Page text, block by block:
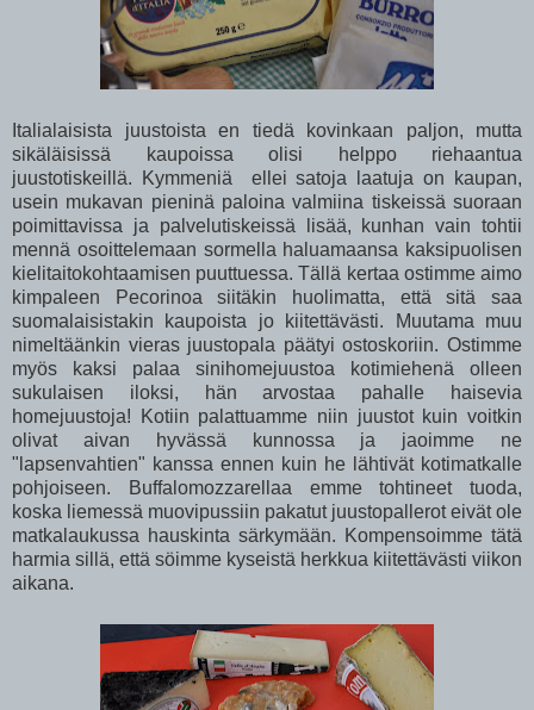
Italialaisista juustoista en tiedä kovinkaan paljon, mutta
sikäläisissä kaupoissa olisi helppo riehaantua
juustotiskeillä. Kymmeniä ellei satoja laatuja on kaupan,
usein mukavan pieninä paloina valmiina tiskeissä suoraan
poimittavissa ja palvelutiskeissä lisää, kunhan vain tohtii
mennä osoittelemaan sormella haluamaansa kaksipuolisen
kielitaitokohtaamisen puuttuessa. Tällä kertaa ostimme aimo
kimpaleen Pecorinoa siitäkin huolimatta, että sitä saa
suomalaisistakin kaupoista jo kiitettävästi. Muutama muu
nimeltäänkin vieras juustopala päätyi ostoskoriin. Ostimme
myös kaksi palaa sinihomejuustoa kotimiehenä olleen
sukulaisen iloksi, hän arvostaa pahalle haisevia
homejuustoja! Kotiin palattuamme niin juustot kuin voitkin
olivat aivan hyvässä kunnossa ja jaoimme ne
"lapsenvahtien" kanssa ennen kuin he lähtivät kotimatkalle
pohjoiseen. Buffalomozzarellaa emme tohtineet tuoda,
koska liemessä muovipussiin pakatut juustopallerot eivät ole
matkalaukussa hauskinta särkymään. Kompensoimme tätä
harmia sillä, että söimme kyseistä herkkua kiitettävästi viikon
aikana.